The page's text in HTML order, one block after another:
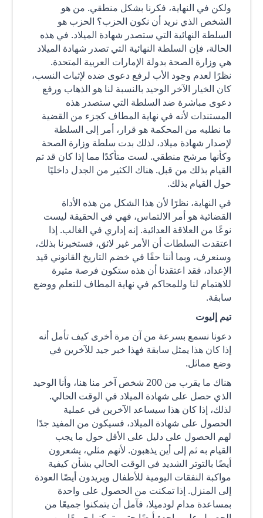
ولكن في النهاية، فكرنا بشكل منطقي. من هو
الشخص الذي نريد أن نكون الحزب؟ الحزب هو
السلطة النهائية التي ستصدر شهادة الميلاد. في هذه
الحالة، فإن السلطة النهائية التي تصدر شهادة الميلاد
هي وزارة الصحة بدولة الإمارات العربية المتحدة.
نظرًا لعدم وجود الأب لرفع دعوى ضده لإثبات النسب،
كان الخيار الآخر الوحيد بالنسبة لنا هو الذهاب ورفع
دعوى مباشرة ضد السلطة التي ستصدر هذه
المستندات لأنه في نهاية المطاف كجزء من القضية
ما نطلبه من المحكمة هو قرار، أمر إلى السلطة
لإصدار شهادة ميلاد، لذلك بدت سلطة وزارة الصحة
وكأنها مرشح منطقي. لست متأكدًا مما إذا كان قد تم
القيام بذلك من قبل. هناك الكثير من الجدل داخليًا
حول القيام بذلك.
في النهاية، نظرًا لأن هذا الشكل من هذه الأداة
القضائية هو أمر الالتماس، فهي في الحقيقة ليست
نوعًا من العلاقة العدائية. إنه إداري في الغالب. إذا
اعتقدت السلطات أن الأمر غير لائق، فستخبرنا بذلك،
وسنعرف، وبما أننا حقًا في خضم التاريخ القانوني قيد
الإعداد، فقد اعتقدنا أن هذه ستكون فرصة مثيرة
للاهتمام لنا وللمحاكم في نهاية المطاف للتعلم ووضع
سابقة.
تيم إليوت
دعونا نسمع بسرعة من آن مرة أخرى كيف تأمل أنه
إذا كان هذا يمثل سابقة فهذا خبر جيد للآخرين في
وضع مماثل.
هناك ما يقرب من 200 شخص آخر منا هنا، وأنا الوحيد
الذي حصل على شهادة الميلاد في الوقت الحالي.
لذلك، إذا كان هذا سيساعد الآخرين في عملية
الحصول على شهادة الميلاد، فسيكون من المفيد جدًا
لهم الحصول على دليل على الأقل حول ما يجب
القيام به ثم إلى أين يذهبون. لأنهم مثلي، يشعرون
أيضًا بالتوتر الشديد في الوقت الحالي بشأن كيفية
مواكبة النفقات اليومية للأطفال ويريدون أيضًا العودة
إلى المنزل. إذا تمكنت من الحصول على واحدة
بمساعدة مدام لودميلا، فآمل أن يتمكنوا جميعًا من